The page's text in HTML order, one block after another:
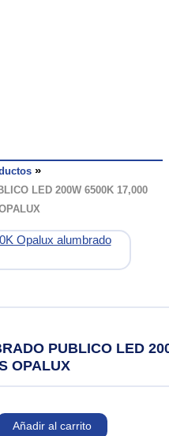
LED 200W 6500K 17,000
PUBLICO LED
OPALUX
Añadir al carrito